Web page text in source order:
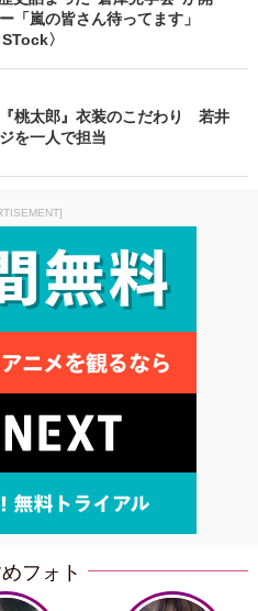
嵐の皆さん待ってます」
〉
桃太郎』衣装のこだわり 若井
を一人で担当
フォト